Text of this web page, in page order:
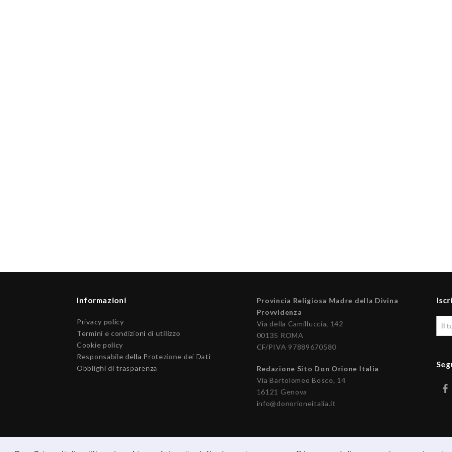
Informazioni
Privacy policy
Termini e condizioni di utilizzo
Cookie policy
Responsabile della Protezione dei Dati
Obblighi di trasparenza
Provincia Religiosa Madre della Divina
Provvidenza
Via della Camilluccia, 142
00135 ROMA
CF/PIVA 97889670580
Redazione Sito Don Orione Italia
Via Bartolomeo Bosco, 14
16121 Genova
info@donorioneitalia.it